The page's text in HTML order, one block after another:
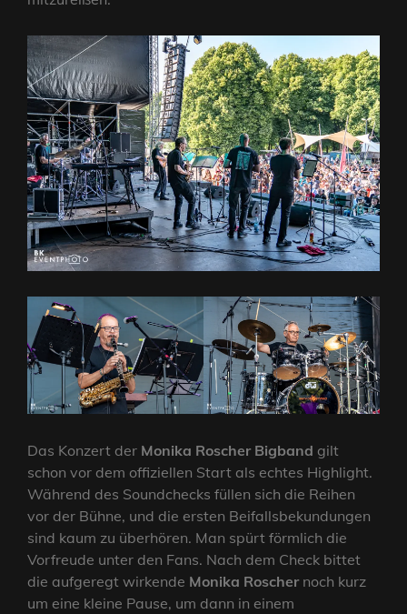
Das Konzert der Monika Roscher Bigband gilt
schon vor dem offiziellen Start als echtes Highlight.
Während des Soundchecks füllen sich die Reihen
vor der Bühne, und die ersten Beifallsbekundungen
sind kaum zu überhören. Man spürt förmlich die
Vorfreude unter den Fans. Nach dem Check bittet
die aufgeregt wirkende Monika Roschernoch kurz
um eine kleine Pause, um dann in einem